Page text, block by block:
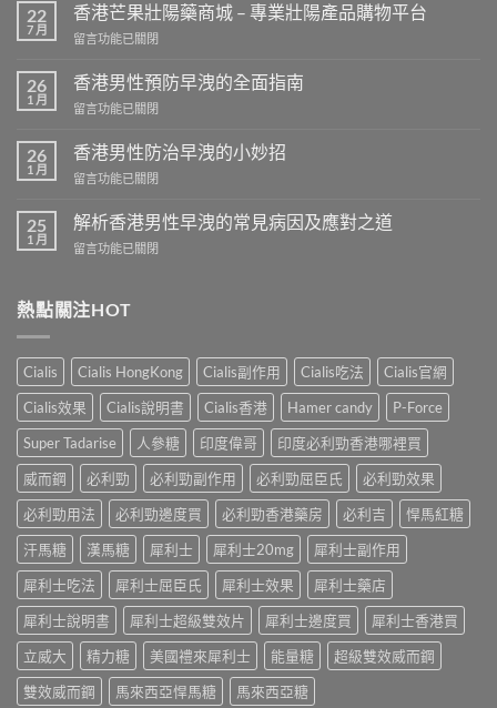
22
7 月
香港芒果壯陽藥商城 – 專業壯陽產品購物平台
在
港
芒
果
陽
藥
商
–
專
陽
產
購
物
平
台〉
中
留言功能已關閉
26
1 月
香港男性預防早洩的全面指南
在
港
男
性
防
早
洩
面
中
留言功能已關閉
26
1 月
香港男性防治早洩的小妙招
在
港
男
性
早
小
妙
招〉
中
留言功能已關閉
25
1 月
解析香港男性早洩的常見病因及應對之道
在
香
港
性
早
洩
的
常
見
因
及
應
之
道〉
中
留言功能已關閉
熱點關注HOT
Cialis Cialis HongKong Cialis副作用 Cialis吃法
Cialis官網
Cialis效果
Cialis說明書 Cialis香港 Hamer candy
P-Force
Super Tadarise
人參糖 印度偉哥
印度必利勁香港哪裡買
威而鋼
必利勁 必利勁副作用 必利勁屈臣氏
必利勁效果
必利勁用法
必利勁邊度買 必利勁香港藥房 必利吉
悍馬紅糖
汗馬糖
漢馬糖 犀利士 犀利士20mg
犀利士副作用
犀利士吃法
犀利士屈臣氏 犀利士效果
犀利士藥店
犀利士說明書
犀利士超級雙效片 犀利士邊度買
犀利士香港買
立威大
精力糖 美國禮來犀利士 能量糖
超級雙效威而鋼
雙效威而鋼
馬來西亞悍馬糖 馬來西亞糖